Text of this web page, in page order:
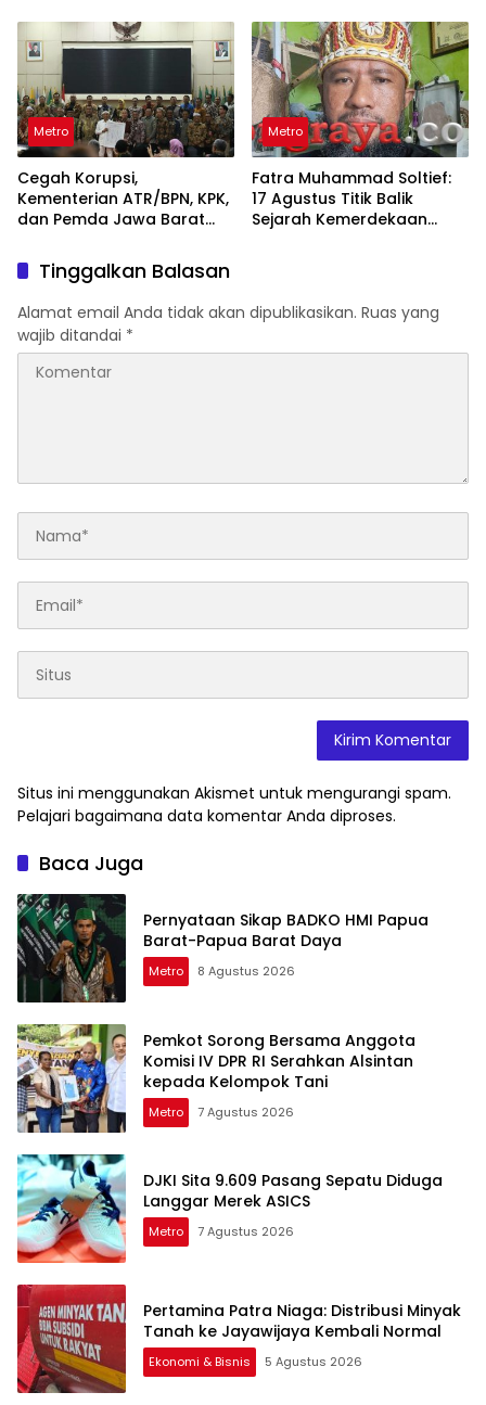
Metro
Cegah Korupsi,
Kementerian ATR/BPN, KPK,
dan Pemda Jawa Barat
Metro
Fatra Muhammad Soltief:
17 Agustus Titik Balik
Sejarah Kemerdekaan
Tinggalkan Balasan
Alamat email Anda tidak akan dipublikasikan. Ruas yang
wajib ditandai *
Situs ini menggunakan Akismet untuk mengurangi spam.
Pelajari bagaimana data komentar Anda diproses.
Baca Juga
Pernyataan Sikap BADKO HMI Papua
Barat-Papua Barat Daya
Metro 8 Agustus 2026
Pemkot Sorong Bersama Anggota
Komisi IV DPR RI Serahkan Alsintan
kepada Kelompok Tani
Metro 7 Agustus 2026
DJKI Sita 9.609 Pasang Sepatu Diduga
Langgar Merek ASICS
Metro 7 Agustus 2026
Pertamina Patra Niaga: Distribusi Minyak
Tanah ke Jayawijaya Kembali Normal
Ekonomi & Bisnis 5 Agustus 2026